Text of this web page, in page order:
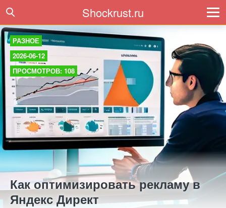
Shockrust.ru
РАЗНОЕ
2026-06-12
ПРОСМОТРОВ: 108
Как оптимизировать рекламу в
Яндекс Директ